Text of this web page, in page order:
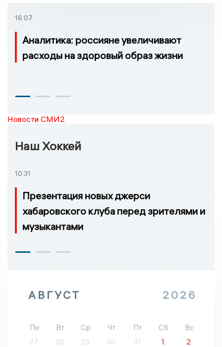
16:07
Аналитика: россияне увеличивают
расходы на здоровый образ жизни
Новости СМИ2
Наш Хоккей
10:31
Презентация новых джерси
хабаровского клуба перед зрителями и
музыкантами
АВГУСТ 2026
Пн Вт Ср Чт Пт Сб
Вс
27
28 29 30 31 1
2